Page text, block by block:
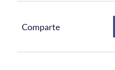
Comparte